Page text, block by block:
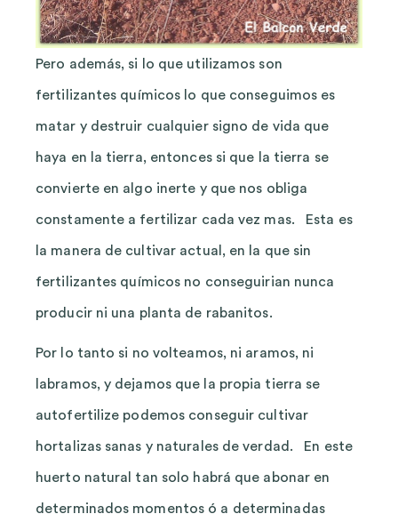
Pero además, si lo que utilizamos son
fertilizantes químicos lo que conseguimos es
matar y destruir cualquier signo de vida que
haya en la tierra, entonces si que la tierra se
convierte en algo inerte y que nos obliga
constamente a fertilizar cada vez mas. Esta es
la manera de cultivar actual, en la que sin
fertilizantes químicos no conseguirian nunca
producir ni una planta de rabanitos.
Por lo tanto si no volteamos, ni aramos, ni
labramos, y dejamos que la propia tierra se
autofertilize podemos conseguir cultivar
hortalizas sanas y naturales de verdad. En este
huerto natural tan solo habrá que abonar en
determinados momentos ó a determinadas